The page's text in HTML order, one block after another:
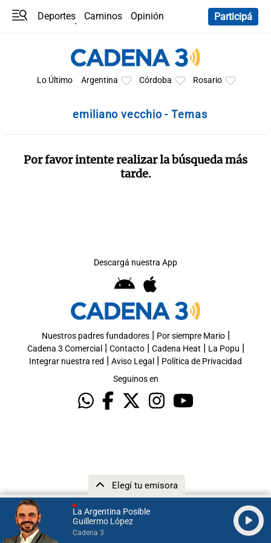
La Argentina Posible
Guillermo López
Cadena 3
Elegí tu emisora
Deportes Caminos
Opinión
Participá
Lo Último Argentina Córdoba Rosario
emiliano vecchio - Temas
Por favor intente realizar la búsqueda más
tarde.
Descargá nuestra App
Nuestros padres fundadores| Por siempre Mario|
Cadena 3 Comercial | Contacto| Cadena Heat | La Popu |
Integrar nuestra red | Aviso Legal | Política de Privacidad
Seguinos en